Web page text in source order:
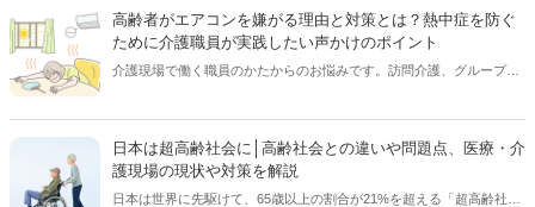
していただきます。【執筆者／専門家：山本 武尊】
高齢者がエアコンを嫌がる理由と対策とは？熱中症を防ぐ
ために介護職員が実践したい声かけのポイント
介護現場で働く職員のかたからのお悩みです。訪問介護、グループホ
ました。本記事では、高齢者のかたがエアコンをいやがる理由と対策
について、詳しく解説していきます。【執筆者／専門家：羽吹 さゆ
り】
日本は超高齢社会に│高齢社会との違いや問題点、医療・介
護現場の現状や対策を解説
日本は世界に先駆けて、65歳以上の割合が21%を超える「超高齢社